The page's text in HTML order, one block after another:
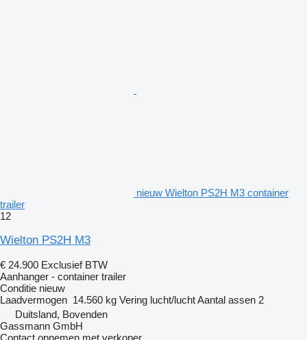
nieuw Wielton PS2H M3 container
trailer
12
Wielton PS2H M3
€ 24.900 Exclusief BTW
Aanhanger - container trailer
Conditie nieuw
Laadvermogen 14.560 kg Vering lucht/luchtAantal assen 2
Duitsland, Bovenden
Gassmann GmbH
Contact opnemen met verkoper